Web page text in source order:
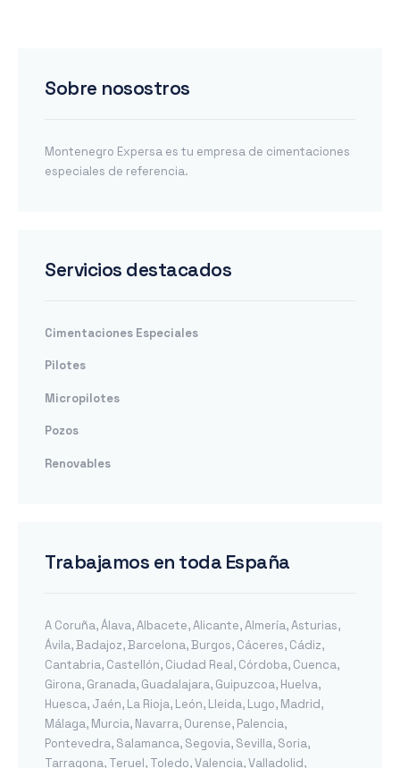
Sobre nosostros
Montenegro Expersa es tu empresa de cimentaciones
especiales de referencia.
Servicios destacados
Cimentaciones Especiales
Pilotes
Micropilotes
Pozos
Renovables
Trabajamos en toda España
A Coruña,Álava,Albacete,Alicante,Almería,Asturias,
Ávila,Badajoz,Barcelona,Burgos, Cáceres, Cádiz,
Cantabria, Castellón, Ciudad Real, Córdoba, Cuenca,
Girona, Granada, Guadalajara, Guipuzcoa, Huelva,
Huesca, Jaén, La Rioja, León, Lleida, Lugo, Madrid,
Málaga, Murcia, Navarra, Ourense, Palencia,
Pontevedra, Salamanca, Segovia, Sevilla, Soria,
Tarragona, Teruel, Toledo,Valencia,Valladolid,